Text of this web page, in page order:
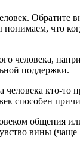
что
поддержки.
кто-то
способен
общения
вины (чаще